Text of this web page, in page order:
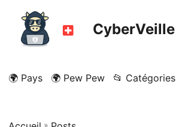
CyberVeille
🌍 Pays 🌍 Pew Pew 📂 Catégories
»